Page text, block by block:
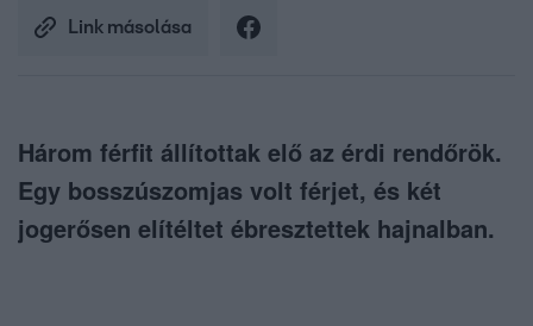
Link másolása
Három férfit állítottak elő az érdi rendőrök.
Egy bosszúszomjas volt férjet, és két
jogerősen elítéltet ébresztettek hajnalban.